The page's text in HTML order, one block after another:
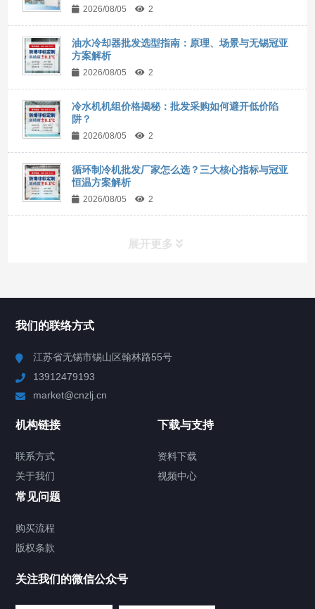
2026/08/05 2
油水冷却器批发选型指南：原理、场景与无锡冠亚
方案解析
2026/08/05 2
冷水机机组价格揭秘：批发采购如何避开低价陷
阱？
2026/08/05 2
循环制冷机批发厂家怎么选？三大核心指标与冠亚
恒温方案解析
2026/08/05 2
展开更多
Chiller高精度制冷循环器
TCU温度控制单元
Chiller气体控温系统
我们的联络方式
江苏省无锡市锡山区翰林路55号
13912479193
market@cnzlj.cn
机构链接
联系方式
关于我们
下载与支持
资料下载
视频中心
常见问题
购买流程
版权条款
关注我们的微信公众号